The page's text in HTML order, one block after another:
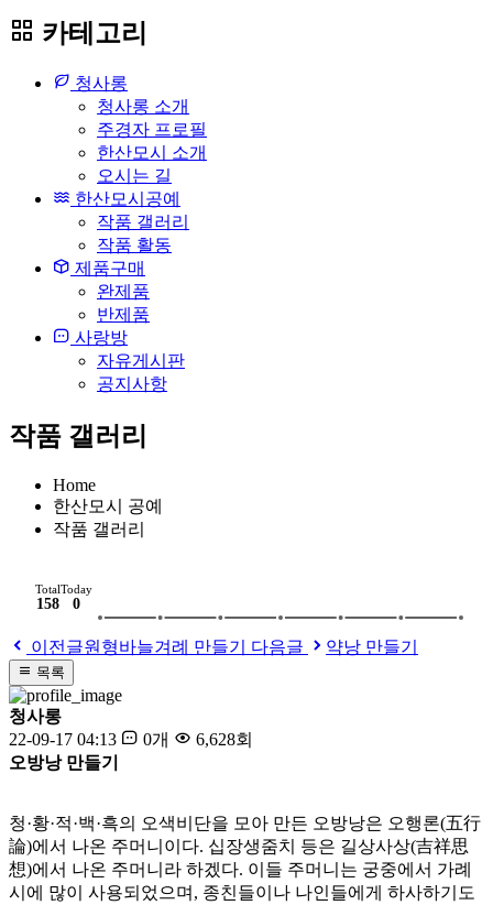
카테고리
청사롱
청사롱 소개
주경자 프로필
한산모시 소개
오시는 길
한산모시공예
작품 갤러리
작품 활동
제품구매
완제품
반제품
사랑방
자유게시판
공지사항
작품 갤러리
Home
한산모시 공예
작품 갤러리
Total
158
Today
0
이전글원형바늘겨례 만들기 다음글 약낭 만들기
목록
청사롱
22-09-17 04:13
0개
6,628회
오방낭 만들기
청·황·적·백·흑의 오색비단을 모아 만든 오방낭은 오행론(五行
論)에서 나온 주머니이다. 십장생줌치 등은 길상사상(吉祥思
想)에서 나온 주머니라 하겠다. 이들 주머니는 궁중에서 가례
시에 많이 사용되었으며 , 종친들이나 나인들에게 하사하기도